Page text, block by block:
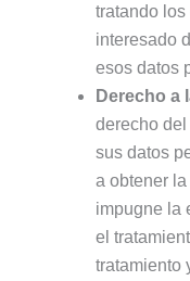
tratando los
interesado
esos datos
Derecho a
derecho
sus datos
a obtener
impugne la
el
tratamiento